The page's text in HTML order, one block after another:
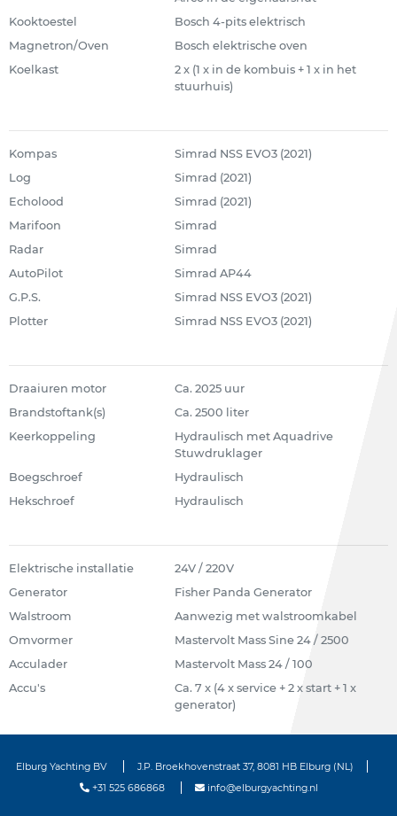
Kooktoestel
Bosch 4-pits elektrisch
Magnetron/Oven
Bosch elektrische oven
Koelkast
2 x (1 x in de kombuis + 1 x in het
stuurhuis)
Kompas
Simrad NSS EVO3 (2021)
Log
Simrad (2021)
Echolood
Simrad (2021)
Marifoon
Simrad
Radar
Simrad
AutoPilot
Simrad AP44
G.P.S.
Simrad NSS EVO3 (2021)
Plotter
Simrad NSS EVO3 (2021)
Draaiuren motor
Ca. 2025 uur
Brandstoftank(s)
Ca. 2500 liter
Keerkoppeling
Hydraulisch met Aquadrive
Stuwdruklager
Boegschroef
Hydraulisch
Hekschroef
Hydraulisch
Elektrische installatie
24V / 220V
Generator
Fisher Panda Generator
Walstroom
Aanwezig met walstroomkabel
Omvormer
Mastervolt Mass Sine 24 / 2500
Acculader
Mastervolt Mass 24 / 100
Accu's
Ca. 7 x (4 x service + 2 x start + 1 x
generator)
Elburg Yachting BV
J.P. Broekhovenstraat 37, 8081 HB Elburg (NL)
+31 525 686868
info@elburgyachting.nl